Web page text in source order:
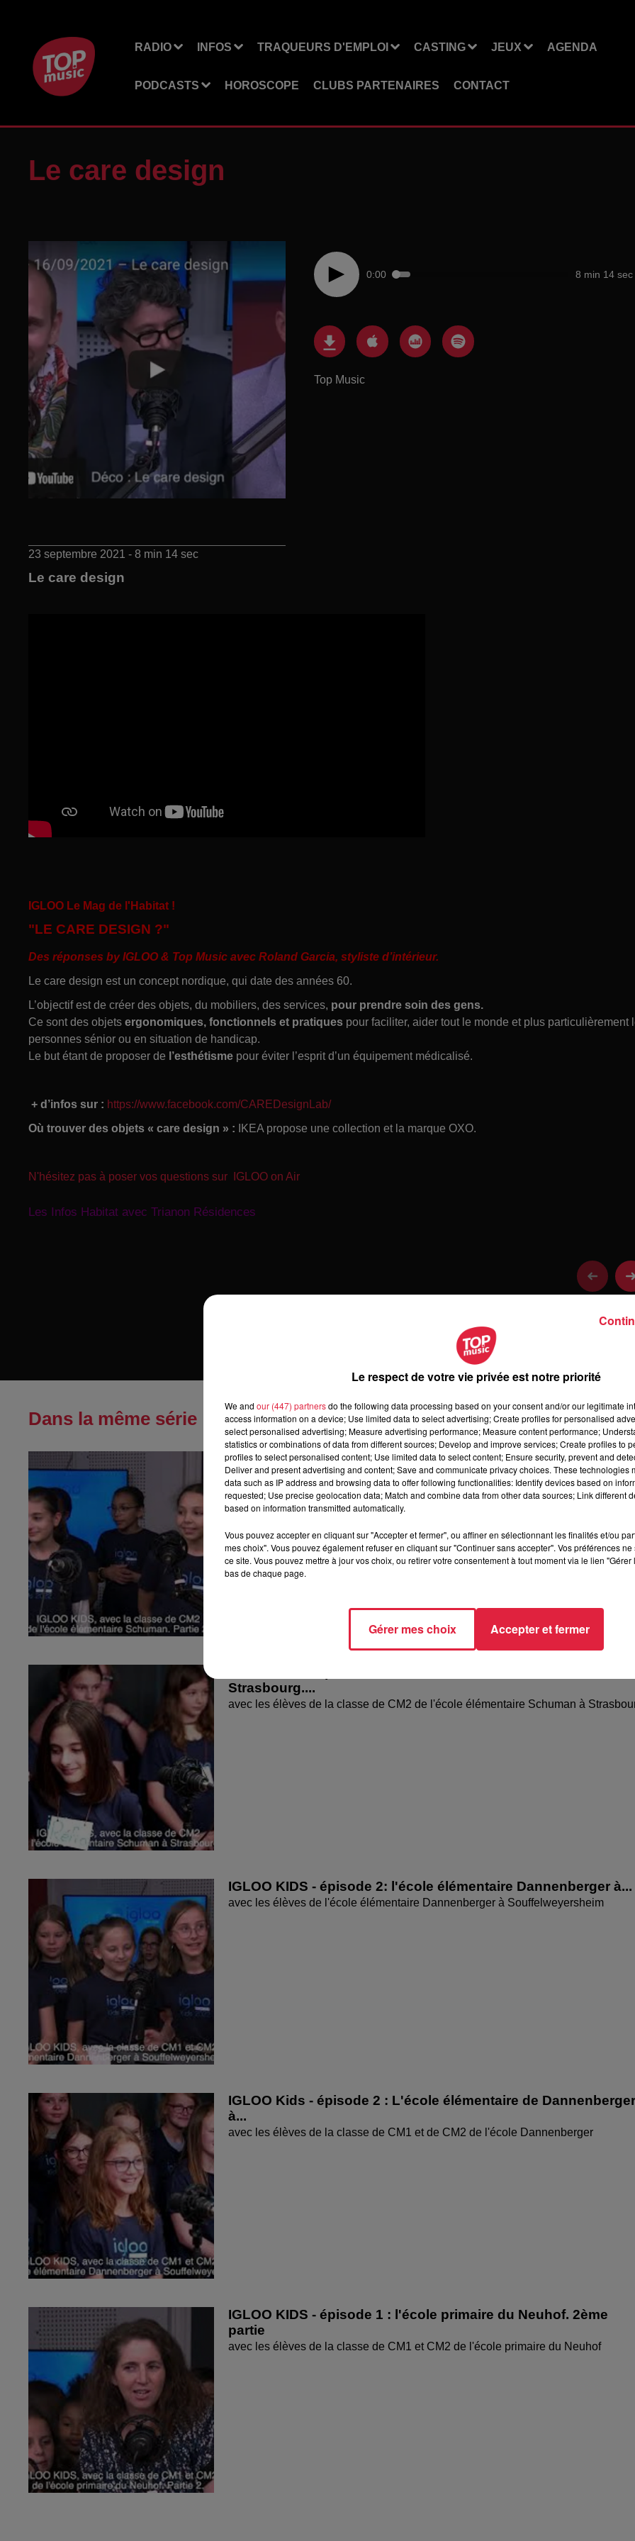
RADIO INFOS TRAQUEURS D'EMPLOI CASTING JEUX AGENDA
PODCASTS HOROSCOPE CLUBS PARTENAIRES CONTACT
Le care design
0:00 8 min 14 sec
Top Music
23 septembre 2021 - 8 min 14 sec
Le care design
IGLOO Le Mag de l'Habitat !
"LE CARE DESIGN ?"
Des réponses by IGLOO & Top Music avec Roland Garcia, styliste d’intérieur.
Le care design est un concept nordique, qui date des années 60.
L’objectif est de créer des objets, du mobiliers, des services, pour prendre soin des gens.
Ce sont des objets ergonomiques, fonctionnels et pratiques pour faciliter, aider tout le monde et plus particulièrement
personnes sénior ou en situation de handicap.
Le but étant de proposer de l’esthétisme pour éviter l’esprit d’un équipement médicalisé.
+ d’infos sur : https://www.facebook.com/CAREDesignLab/
Où trouver des objets « care design » : IKEA propose une collection et la marque OXO.
N'hésitez pas à poser vos questions sur IGLOO on Air
Les Infos Habitat avec Trianon Résidences
Dans la même série
IGLOO KIDS - épisode 3 : l'école élémentaire Schuman à
Strasbourg....
avec les élève de la classe de CM2 de l'école élémentaire Schuman à
Strasbourg....
avec les élèves de la classe de CM2 de l'école élémentaire Schuman à
IGLOO KIDS - épisode 2: l'école élémentaire Dannenberger à...
avec les élèves de l'école élémentaire Dannenberger à Souffelweyersheim
IGLOO Kids - épisode 2 : L'école élémentaire de Dannenberger
à...
avec les élèves de la classe de CM1 et de CM2 de l'école Dannenberger
IGLOO KIDS - épisode 1 : l'école primaire du Neuhof. 2ème
partie
avec les élèves de la classe de CM1 et CM2 de l'école primaire du Neuhof
Le respect de votre vie privée est notre priorité
We and our (447) partnersdo the following data processing based on your consent and/or our legitimate
access information on a device; Use limited data to select advertising; Create profiles for personalised
select personalised advertising; Measure advertising performance; Measure content performance;
statistics or combinations of data from different sources; Develop and improve services; Create profiles to
profiles to select personalised content; Use limited data to select content; Ensure security, prevent and
Deliver and present advertising and content; Save and communicate privacy choices. These technologies
data such as IP address and browsing data to offer following functionalities: Identify devices based on
requested; Use precise geolocation data; Match and combine data from other data sources; Link different
based on information transmitted automatically.
Vous pouvez accepter en cliquant sur "Accepter et fermer", ou affiner en sélectionnant les finalités et/ou
mes choix". Vous pouvez également refuser en cliquant sur "Continuer sans accepter". Vos préférences
ce site. Vous pouvez mettre à jour vos choix, ou retirer votre consentement à tout moment via le lien
bas de chaque page.
Gérer mes choix Accepter et fermer